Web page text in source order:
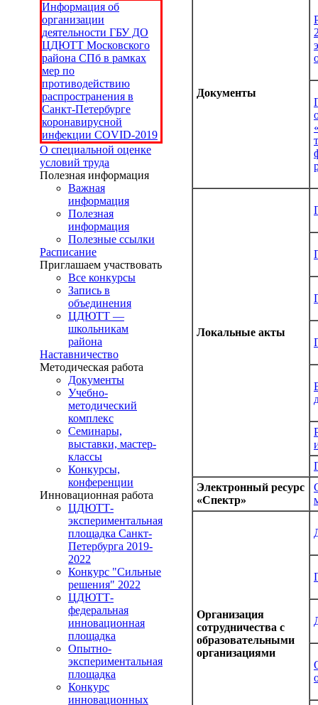
Информация об
организации
деятельности ГБУ ДО
ЦДЮТТ Московского
района СПб в рамках
мер по
противодействию
распространения в
Санкт-Петербурге
коронавирусной
инфекции COVID-2019
О специальной оценке
условий труда
Полезная информация
Важная
информация
Полезная
информация
Полезные ссылки
Расписание
Приглашаем участвовать
Все конкурсы
Запись в
объединения
ЦДЮТТ —
школьникам
района
Наставничество
Методическая работа
Документы
Учебно-
методический
комплекс
Семинары,
выставки, мастер-
классы
Конкурсы,
конференции
Инновационная работа
ЦДЮТТ-
экспериментальная
площадка Санкт-
Петербурга 2019-
2022
Конкурс "Сильные
решения" 2022
ЦДЮТТ-
федеральная
инновационная
площадка
Опытно-
экспериментальная
площадка
Конкурс
инновационных
Документы
Локальные акты
Электронный ресурс
«Спектр»
Организация
сотрудничества с
образовательными
организациями